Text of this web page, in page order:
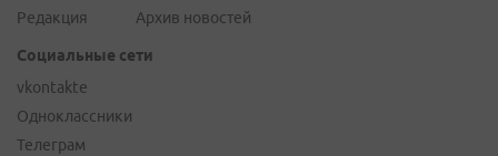
Редакция
Архив новостей
Социальные сети
vkontakte
Одноклассники
Телеграм